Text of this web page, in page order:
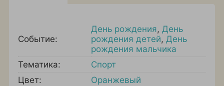
Событие:
День рождения, День
рождения детей, День
рождения мальчика
Тематика:
Спорт
Цвет:
Оранжевый